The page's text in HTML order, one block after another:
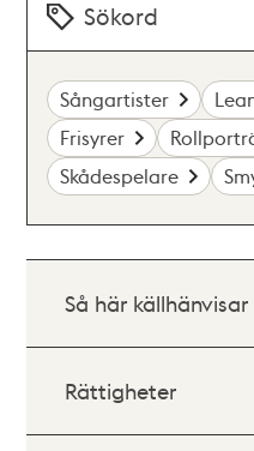
Sökord
Sångartister
Frisyrer
Skådespelare
Så här
Rättigheter